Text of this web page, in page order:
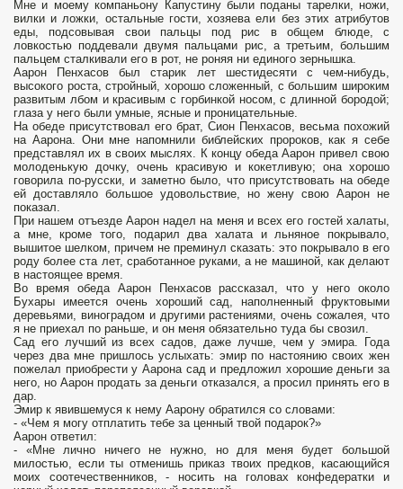
Мне и моему компаньону Капустину были поданы тарелки, ножи,
вилки и ложки, остальные гости, хозяева ели без этих атрибутов
еды, подсовывая свои пальцы под рис в общем блюде, с
ловкостью поддевали двумя пальцами рис, а третьим, большим
пальцем сталкивали его в рот, не роняя ни единого зернышка.
Аарон Пенхасов был старик лет шестидесяти с чем-нибудь,
высокого роста, стройный, хорошо сложенный, с большим широким
развитым лбом и красивым с горбинкой носом, с длинной бородой;
глаза у него были умные, ясные и проницательные.
На обеде присутствовал его брат, Сион Пенхасов, весьма похожий
на Аарона. Они мне напомнили библейских пророков, как я себе
представлял их в своих мыслях. К концу обеда Аарон привел свою
молоденькую дочку, очень красивую и кокетливую; она хорошо
говорила по-русски, и заметно было, что присутствовать на обеде
ей доставляло большое удовольствие, но жену свою Аарон не
показал.
При нашем отъезде Аарон надел на меня и всех его гостей халаты,
а мне, кроме того, подарил два халата и льняное покрывало,
вышитое шелком, причем не преминул сказать: это покрывало в его
роду более ста лет, сработанное руками, а не машиной, как делают
в настоящее время.
Во время обеда Аарон Пенхасов рассказал, что у него около
Бухары имеется очень хороший сад, наполненный фруктовыми
деревьями, виноградом и другими растениями, очень сожалея, что
я не приехал по раньше, и он меня обязательно туда бы свозил.
Сад его лучший из всех садов, даже лучше, чем у эмира. Года
через два мне пришлось услыхать: эмир по настоянию своих жен
пожелал приобрести у Аарона сад и предложил хорошие деньги за
него, но Аарон продать за деньги отказался, а просил принять его в
дар.
Эмир к явившемуся к нему Аарону обратился со словами:
- «Чем я могу отплатить тебе за ценный твой подарок?»
Аарон ответил:
- «Мне лично ничего не нужно, но для меня будет большой
милостью, если ты отменишь приказ твоих предков, касающийся
моих соотечественников, - носить на головах конфедератки и